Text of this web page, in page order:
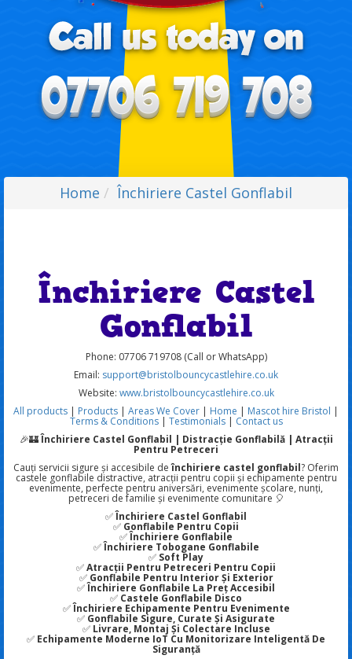
Home Închiriere Castel Gonflabil
Închiriere Castel
Gonflabil
Phone: 07706 719708 (Call or WhatsApp)
Email: support@bristolbouncycastlehire.co.uk
Website: www.bristolbouncycastlehire.co.uk
All products | Products | Areas We Cover | Home | Mascot hire Bristol |
Terms & Conditions| Testimonials| Contact us
🎉🏰Închiriere Castel Gonflabil | Distracție Gonflabilă | Atracții
Pentru Petreceri
Cauți servicii sigure și accesibile deînchiriere castel gonflabil? Oferim
castele gonflabile distractive, atracții pentru copii și echipamente pentru
evenimente, perfecte pentru aniversări, evenimente școlare, nunți,
petreceri de familie și evenimente comunitare 🎈
✅Închiriere Castel Gonflabil
✅ Gonflabile Pentru Copii
✅Închiriere Gonflabile
✅Închiriere Tobogane Gonflabile
✅ Soft Play
✅Atracții Pentru Petreceri Pentru Copii
✅ Gonflabile Pentru Interior Și Exterior
✅Închiriere Gonflabile La Preț Accesibil
✅ Castele Gonflabile Disco
✅Închiriere Echipamente Pentru Evenimente
✅ Gonflabile Sigure, Curate Și Asigurate
✅ Livrare, Montaj Și Colectare Incluse
✅ Echipamente Moderne IoT Cu Monitorizare Inteligentă De
Siguranță